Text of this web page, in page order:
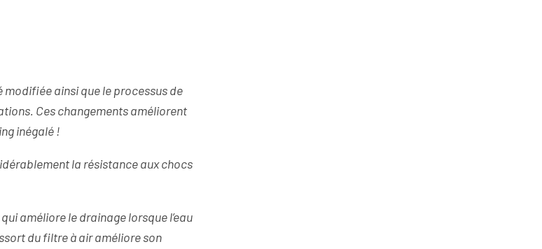
modifiée ainsi que le processus de
Ces changements améliorent
inégalé !
la résistance aux chocs
améliore le drainage lorsque l’eau
du filtre à air améliore son